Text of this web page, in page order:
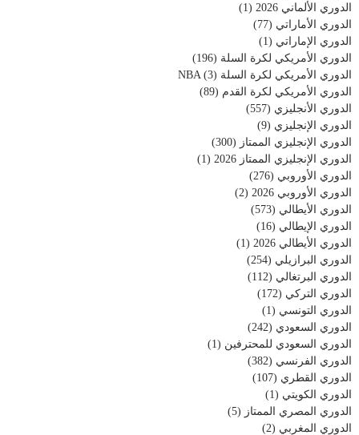
الدوري الألماني 2026
(1)
الدوري الأماراتي (77)
الدوري الإماراتي (1)
الدوري الأمريكي لكرة السلة (196)
الدوري الأمريكي لكرة السلة NBA (3)
الدوري الأمريكي لكرة القدم (89)
الدوري الأنجليزي (557)
الدوري الإنجليزي (9)
الدوري الإنجليزي الممتاز (300)
الدوري الإنجليزي الممتاز 2026
(1)
الدوري الأوروبي (276)
الدوري الأوروبي 2026
(2)
الدوري الأيطالي (573)
الدوري الإيطالي (16)
الدوري الأيطالي 2026
(1)
الدوري البرازيلي (254)
الدوري البرتغالي (112)
الدوري التركي (172)
الدوري التونسي (1)
الدوري السعودي (242)
الدوري السعودي للمحترفين (1)
الدوري الفرنسي (382)
الدوري القطري (107)
الدوري الكويتي (1)
الدوري المصري الممتاز (5)
الدوري المغربي (2)